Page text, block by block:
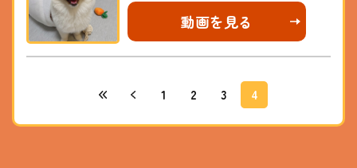
動画を見る
1 2 3 4